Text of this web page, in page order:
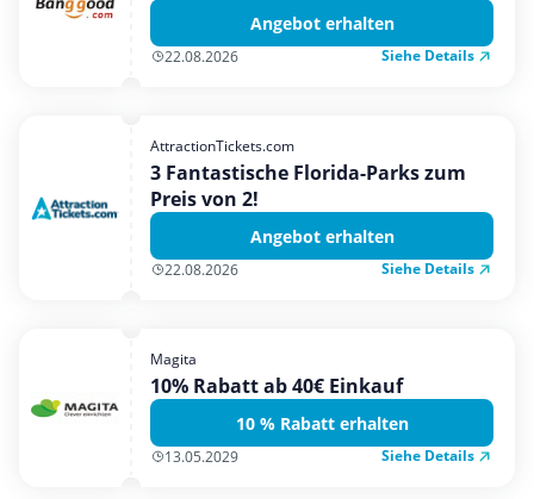
Angebot erhalten
22.08.2026 Siehe Details
AttractionTickets.com
3 Fantastische Florida-Parks zum
Preis von 2!
Angebot erhalten
22.08.2026 Siehe Details
Magita
10% Rabatt ab 40€ Einkauf
10 % Rabatt erhalten
13.05.2029 Siehe Details